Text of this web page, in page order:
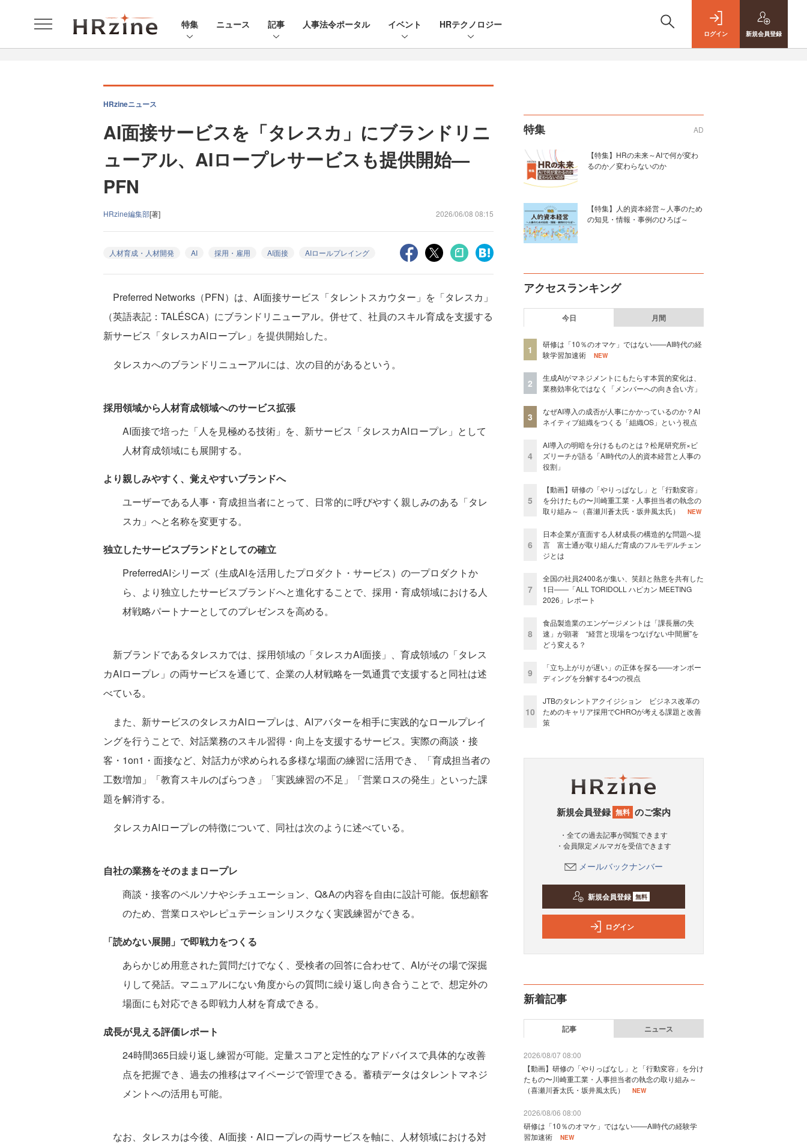
特集 ニュース 記事 人事法令ポータル イベント HRテクノロジー
ログイン 新規会員登録
HRzineニュース
AI面接サービスを「タレスカ」にブランドリニ
ューアル、AIロープレサービスも提供開始—
PFN
HRzine編集部[著] 2026/06/08 08:15
人材育成・人材開発 AI 採用・雇用 AI面接 AIロールプレイング
Preferred Networks（PFN）は、AI面接サービス「タレントスカウター」を「タレスカ」
（英語表記：TALÉSCA）にブランドリニューアル。併せて、社員のスキル育成を支援する
新サービス「タレスカAIロープレ」を提供開始した。
タレスカへのブランドリニューアルには、次の目的があるという。
採用領域から人材育成領域へのサービス拡張
AI面接で培った「人を見極める技術」を、新サービス「タレスカAIロープレ」として
人材育成領域にも展開する。
より親しみやすく、覚えやすいブランドへ
ユーザーである人事・育成担当者にとって、日常的に呼びやすく親しみのある「タレ
スカ」へと名称を変更する。
独立したサービスブランドとしての確立
PreferredAIシリーズ（生成AIを活用したプロダクト・サービス）の一プロダクトか
ら、より独立したサービスブランドへと進化することで、採用・育成領域における人
材戦略パートナーとしてのプレゼンスを高める。
新ブランドであるタレスカでは、採用領域の「タレスカAI面接」、育成領域の「タレス
カAIロープレ」の両サービスを通じて、企業の人材戦略を一気通貫で支援すると同社は述
べている。
また、新サービスのタレスカAIロープレは、AIアバターを相手に実践的なロールプレイ
ングを行うことで、対話業務のスキル習得・向上を支援するサービス。実際の商談・接
客・1on1・面接など、対話力が求められる多様な場面の練習に活用でき、「育成担当者の
工数増加」「教育スキルのばらつき」「実践練習の不足」「営業ロスの発生」といった課
題を解消する。
タレスカAIロープレの特徴について、同社は次のように述べている。
自社の業務をそのままロープレ
商談・接客のペルソナやシチュエーション、Q&Aの内容を自由に設計可能。仮想顧客
のため、営業ロスやレピュテーションリスクなく実践練習ができる。
「読めない展開」で即戦力をつくる
あらかじめ用意された質問だけでなく、受検者の回答に合わせて、AIがその場で深掘
りして発話。マニュアルにない角度からの質問に繰り返し向き合うことで、想定外の
場面にも対応できる即戦力人材を育成できる。
成長が見える評価レポート
24時間365日繰り返し練習が可能。定量スコアと定性的なアドバイスで具体的な改善
点を把握でき、過去の推移はマイページで管理できる。蓄積データはタレントマネジ
メントへの活用も可能。
なお、タレスカは今後、AI面接・AIロープレの両サービスを軸に、人材領域における対
特集 AD
【特集】HRの未来～AIで何が変わ
るのか／変わらないのか
【特集】人的資本経営～人事のため
の知見・情報・事例のひろば～
アクセスランキング
今日 月間
1
研修は「10％のオマケ」ではない——AI時代の経
験学習加速術
NEW
2
生成AIがマネジメントにもたらす本質的変化は、
業務効率化ではなく「メンバーへの向き合い方」
3
なぜAI導入の成否が人事にかかっているのか？AI
ネイティブ組織をつくる「組織OS」という視点
4
AI導入の明暗を分けるものとは？松尾研究所×ビ
ズリーチが語る「AI時代の人的資本経営と人事の
役割」
5
【動画】研修の「やりっぱなし」と「行動変容」
を分けたもの〜川崎重工業・人事担当者の執念の
取り組み～（喜瀬川蒼太氏・坂井風太氏）
NEW
6
日本企業が直面する人材成長の構造的な問題へ提
言 富士通が取り組んだ育成のフルモデルチェン
ジとは
7
全国の社員2400名が集い、笑顔と熱意を共有した
1日――「ALL TORIDOLL ハピカン MEETING
2026」レポート
8
食品製造業のエンゲージメントは「課長層の失
速」が顕著 “経営と現場をつなげない中間層”を
どう変える？
9
「立ち上がりが遅い」の正体を探る——オンボー
ディングを分解する4つの視点
10
JTBのタレントアクイジション ビジネス改革の
ためのキャリア採用でCHROが考える課題と改善
策
新規会員登録 無料 のご案内
・全ての過去記事が閲覧できます
・会員限定メルマガを受信できます
メールバックナンバー
新規会員登録 無料
ログイン
新着記事
記事 ニュース
2026/08/07 08:00
【動画】研修の「やりっぱなし」と「行動変容」を分け
たもの〜川崎重工業・人事担当者の執念の取り組み～
（喜瀬川蒼太氏・坂井風太氏）
NEW
2026/08/06 08:00
研修は「10％のオマケ」ではない——AI時代の経験学
習加速術
NEW